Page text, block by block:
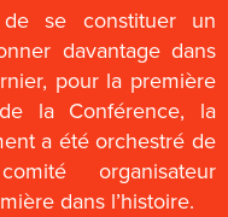
de se constituer un
davantage dans
pour la première
la Conférence, la
a été orchestré de
organisateur
dans l’histoire.